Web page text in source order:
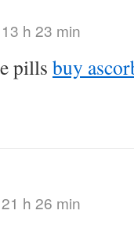
h 23 min
pills buy
h 26 min